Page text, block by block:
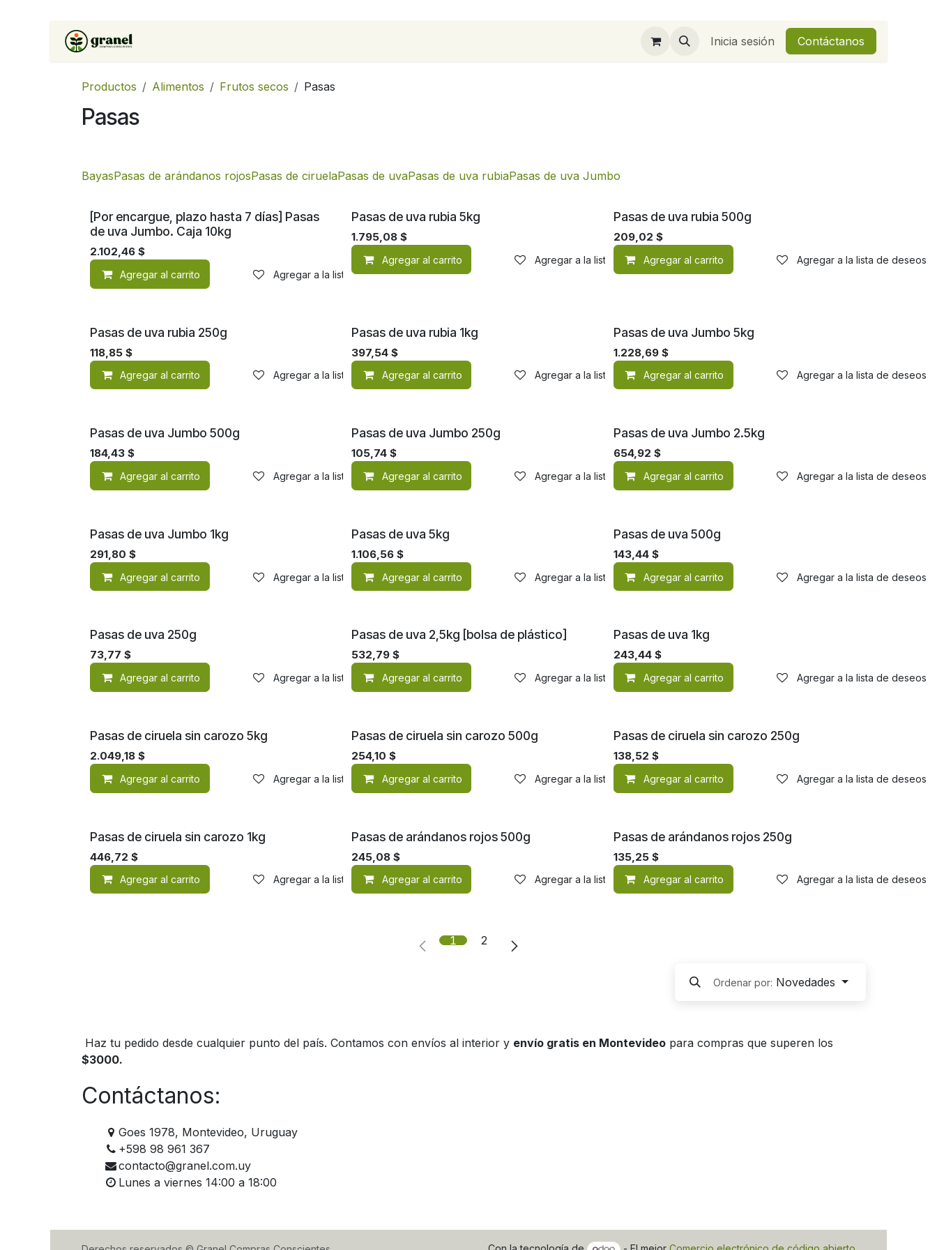
Ir al contenido
Inicia sesión Contáctanos
Productos Alimentos Frutos secos Pasas
Pasas
BayasPasas de arándanos rojosPasas de ciruelaPasas de uvaPasas de uva rubiaPasas de uva Jumbo
[Por encargue, plazo hasta 7 días] Pasas
de uva Jumbo. Caja 10kg
2.102,46 $
Agregar al carrito Agregar a la lista de deseos
Pasas de uva rubia 5kg
1.795,08 $
Agregar al carrito Agregar a la lista de deseos
Pasas de uva rubia 500g
209,02 $
Agregar al carrito Agregar a la lista de deseos
Pasas de uva rubia 250g
118,85 $
Agregar al carrito Agregar a la lista de deseos
Pasas de uva rubia 1kg
397,54 $
Agregar al carrito Agregar a la lista de deseos
Pasas de uva Jumbo 5kg
1.228,69$
Agregar al carrito Agregar a la lista de deseos
Pasas de uva Jumbo 500g
184,43 $
Agregar al carrito Agregar a la lista de deseos
Pasas de uva Jumbo 250g
105,74 $
Agregar al carrito Agregar a la lista de deseos
Pasas de uva Jumbo 2.5kg
654,92 $
Agregar al carrito Agregar a la lista de deseos
Pasas de uva Jumbo 1kg
291,80 $
Agregar al carrito Agregar a la lista de deseos
Pasas de uva 5kg
1.106,56 $
Agregar al carrito Agregar a la lista de deseos
Pasas de uva 500g
143,44$
Agregar al carrito Agregar a la lista de deseos
Pasas de uva 250g
73,77 $
Agregar al carrito Agregar a la lista de deseos
Pasas de uva 2,5kg [bolsa de plástico]
532,79 $
Agregar al carrito Agregar a la lista de deseos
Pasas de uva 1kg
243,44$
Agregar al carrito Agregar a la lista de deseos
Pasas de ciruela sin carozo 5kg
2.049,18 $
Agregar al carrito Agregar a la lista de deseos
Pasas de ciruela sin carozo 500g
254,10 $
Agregar al carrito Agregar a la lista de deseos
Pasas de ciruela sin carozo 250g
138,52 $
Agregar al carrito Agregar a la lista de deseos
Pasas de ciruela sin carozo 1kg
446,72 $
Agregar al carrito Agregar a la lista de deseos
Pasas de arándanos rojos 500g
245,08 $
Agregar al carrito Agregar a la lista de deseos
Pasas de arándanos rojos 250g
135,25$
Agregar al carrito Agregar a la lista de deseos
1 2
Ordenar por: Novedades
Haz tu pedido desde cualquier punto del país. Contamos con envíos al interior y envío gratis en Montevideo para compras que superen los
$3000.
Contáctanos:
Goes 1978, Montevideo, Uruguay
+598 98 961 367
contacto@granel.com.uy
Lunes a viernes 14:00 a 18:00